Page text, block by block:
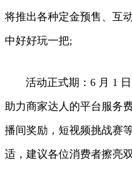
将推出各种定金预售、互
中好好玩一把;
活动正式期：6 月 1 日
助力商家达人的平台服务
播间奖励，短视频挑战赛
适，建议各位消费者擦亮